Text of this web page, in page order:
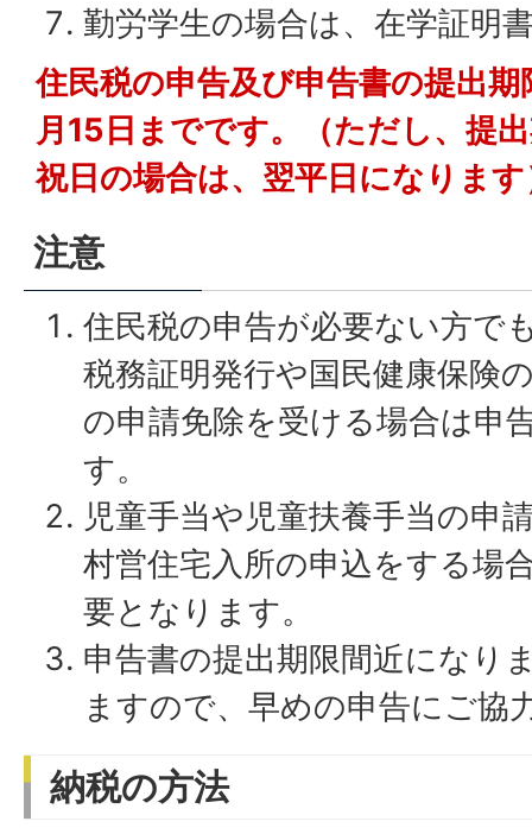
勤労学生の場合は、在学証明
住民税の申告及び申告書の提出
月15日までです。（ただし、提
祝日の場合は、翌平日になります
注意
住民税の申告が必要ない方で
税務証明発行や国民健康保険
の申請免除を受ける場合は申
す。
児童手当や児童扶養手当の申
村営住宅入所の申込をする場
要となります。
申告書の提出期限間近になり
ますので、早めの申告にご協
納税の方法